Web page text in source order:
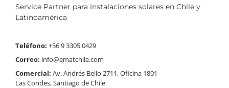
Service Partner para instalaciones solares en Chile y
Latinoamérica
Teléfono: +56 9 3305 0429
Correo: info@ematchile.com
Comercial: Av. Andrés Bello 2711, Oficina 1801
Las Condes, Santiago de Chile